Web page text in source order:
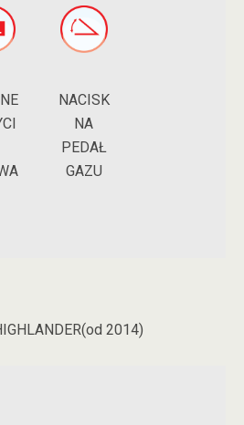
NACISK
NA
PEDAŁ
GAZU
2014)